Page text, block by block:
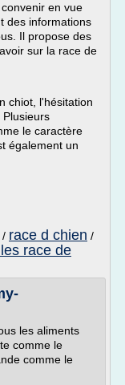
en vue
des informations
Il propose des
sur la race de
chiot, l'hésitation
le caractère
également un
/ race d chien /
race de
les aliments
comme le
comme le